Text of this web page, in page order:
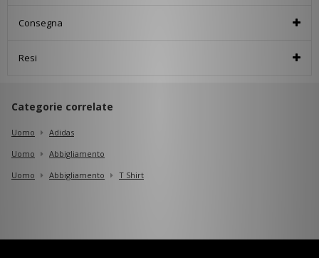
Consegna
Resi
Categorie correlate
Uomo
Adidas
Uomo
Abbigliamento
Uomo
Abbigliamento T Shirt